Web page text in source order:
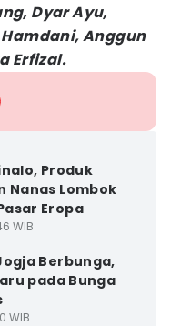
Dyar Ayu,
Anggun
Erfizal.
Produk
Nanas Lombok
Eropa
WIB
Berbunga,
pada Bunga
WIB